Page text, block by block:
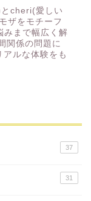
cheri(愛しい
ザをモチーフ
みまで幅広く解
関係の問題に
ルな体験をも
37
31